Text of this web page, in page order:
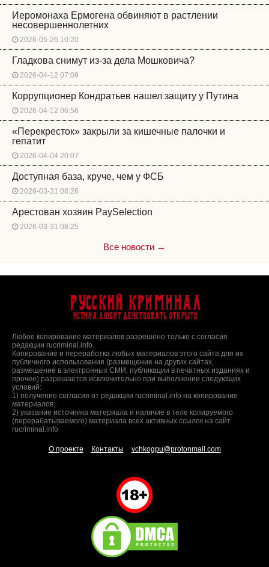
Иеромонаха Ермогена обвиняют в растлении
несовершеннолетних
2026-05-26 10:20
Гладкова снимут из-за дела Мошковича?
2026-04-12 07:09
Коррупционер Кондратьев нашел защиту у Путина
2026-04-12 06:56
«Перекресток» закрыли за кишечные палочки и
гепатит
2026-04-04 20:07
Доступная база, круче, чем у ФСБ
2026-03-31 08:26
Арестован хозяин PaySelection
2026-03-31 08:25
Все новости →
Русский Криминал
Истина любит действовать открыто
Любое копирование материалов разрешено только с согласия
редакции rucriminal.info.
Копирование и переработка любых материалов этого сайта для их
публичного использования (размещение на других сайтах,
размещение в электронных СМИ, публикации в печатных изданиях и
прочее) разрешается исключительно при выполнении следующих
условий:
1) получение согласия от редакции rucriminal.info на копирование
материалов;
2) указание источника материала и наличие в теле копируемого
(перерабатываемого) материала всех активных ссылок на сайт
rucriminal.info
О проекте Контакты vchkogpu@protonmail.com